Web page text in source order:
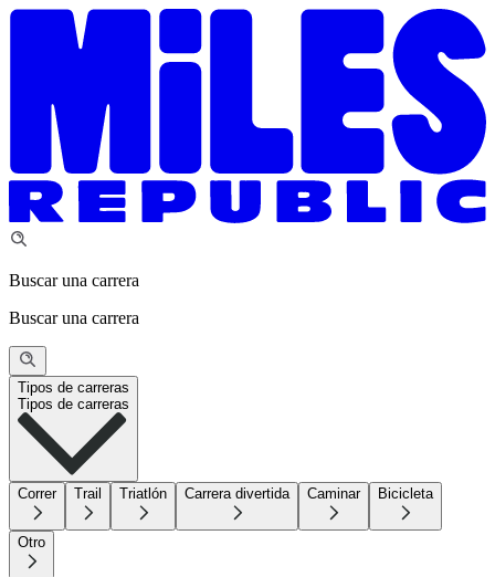
Buscar una carrera
Buscar una carrera
Tipos de carreras
Tipos de carreras
Correr Trail Triatlón Carrera divertida Caminar Bicicleta
Otro